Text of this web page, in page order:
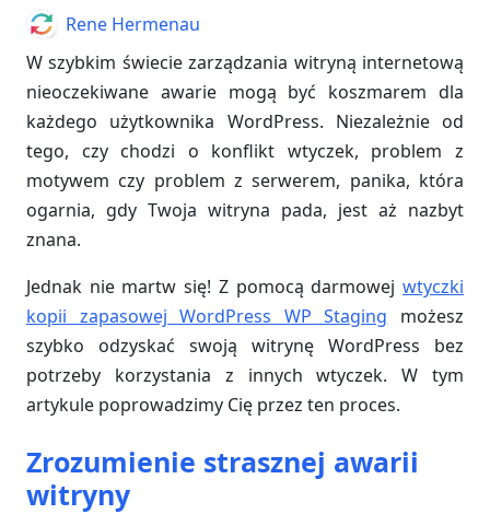
W szybkim świecie zarządzania witryną internetową
nieoczekiwane awarie mogą być koszmarem dla
każdego użytkownika WordPress. Niezależnie od
tego, czy chodzi o konflikt wtyczek, problem z
motywem czy problem z serwerem, panika, która
ogarnia, gdy Twoja witryna pada, jest aż nazbyt
znana.
Jednak nie martw się! Z pomocą darmowej wtyczki
kopii zapasowej WordPress WP Staging możesz
szybko odzyskać swoją witrynę WordPress bez
potrzeby korzystania z innych wtyczek. W tym
artykule poprowadzimy Cię przez ten proces.
Zrozumienie strasznej awarii
witryny
AuthorRene Hermenau